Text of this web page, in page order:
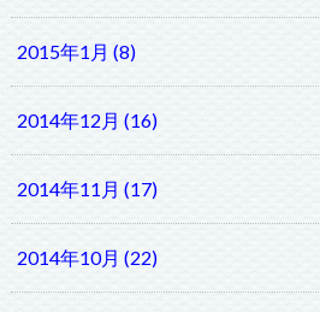
2015年1月 (8)
2014年12月 (16)
2014年11月 (17)
2014年10月 (22)